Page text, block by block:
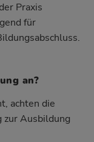
Praxis
für
an?
achten die
Ausbildung